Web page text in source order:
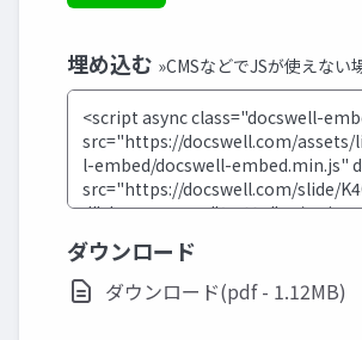
埋め込む »CMSなどでJSが使えない
ダウンロード
ダウンロード(pdf - 1.12MB)